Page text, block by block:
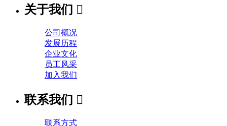
关于我们 
公司概况
发展历程
企业文化
员工风采
加入我们
联系我们 
联系方式